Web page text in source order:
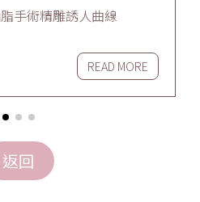
手術精雕誘人曲線
READ MORE